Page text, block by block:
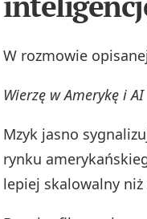
W rozmowie
Wierzę w Amerykę i AI
Mzyk jasno
rynku
lepiej skalowalny